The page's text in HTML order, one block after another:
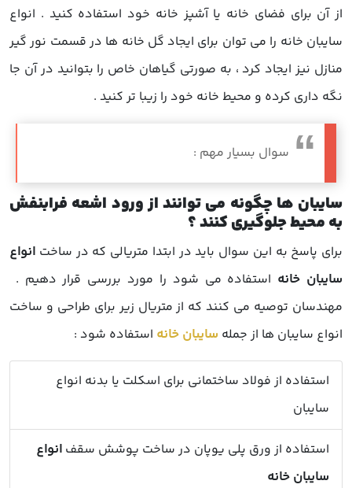
از آن برای فضای خانه یا آشپز خانه خود استفاده کنید . انواع
سایبان خانه را می توان برای ایجاد گل خانه ها در قسمت نور گیر
منازل نیز ایجاد کرد ، به صورتی گیاهان خاص را بتوانید در آن جا
نگه داری کرده و محیط خانه خود را زیبا تر کنید .
سوال بسیار مهم :
سایبان ها چگونه می توانند از ورود اشعه فرابنفش
به محیط جلوگیری کنند ؟
برای پاسخ به این سوال باید در ابتدا متریالی که در ساخت انواع
سایبان خانه استفاده می شود را مورد بررسی قرار دهیم .
مهندسان توصیه می کنند که از متریال زیر برای طراحی و ساخت
انواع سایبان ها از جمله سایبان خانه استفاده شود :
استفاده از فولاد ساختمانی برای اسکلت یا بدنه انواع
سایبان
استفاده از ورق پلی یوپان در ساخت پوشش سقف انواع
سایبان خانه